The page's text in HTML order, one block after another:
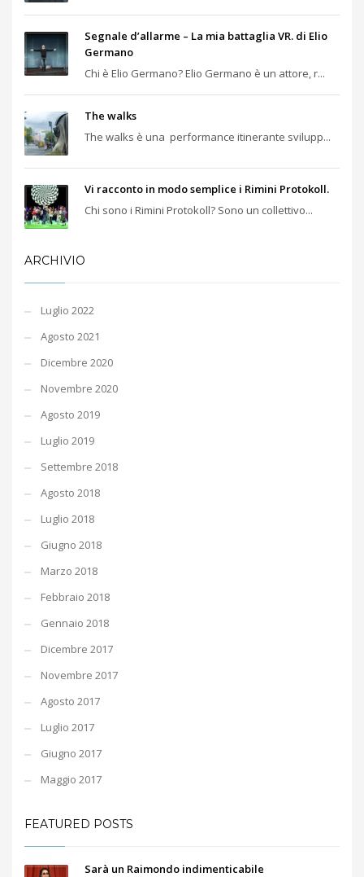
Segnale d’allarme – La mia battaglia VR. di Elio
Germano
Chi è Elio Germano? Elio Germano è un attore, r...
The walks
The walks è una performance itinerante svilupp...
Vi racconto in modo semplice i Rimini Protokoll.
Chi sono i Rimini Protokoll? Sono un collettivo...
ARCHIVIO
Luglio 2022
Agosto 2021
Dicembre 2020
Novembre 2020
Agosto 2019
Luglio 2019
Settembre 2018
Agosto 2018
Luglio 2018
Giugno 2018
Marzo 2018
Febbraio 2018
Gennaio 2018
Dicembre 2017
Novembre 2017
Agosto 2017
Luglio 2017
Giugno 2017
Maggio 2017
FEATURED POSTS
Sarà un Raimondo indimenticabile